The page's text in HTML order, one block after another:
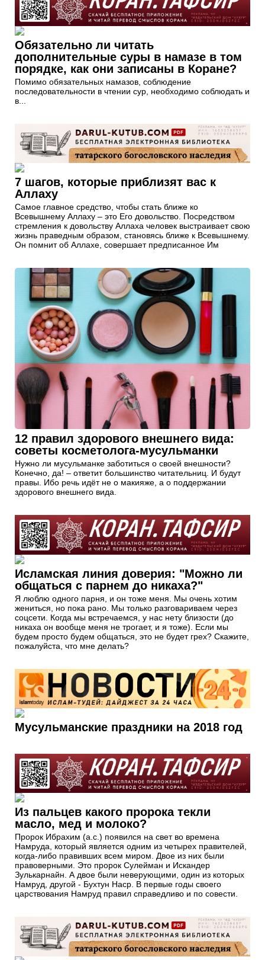
Обязательно ли читать
дополнительные суры в намазе в том
порядке, как они записаны в Коране?
Помимо обязательных намазов, соблюдение
последовательности в чтении сур, необходимо соблюдать и
в...
7 шагов, которые приблизят вас к
Аллаху
Самое главное средство, чтобы стать ближе ко
Всевышнему Аллаху – это Его довольство. Посредством
стремления к довольству Аллаха человек выстраивает свою
жизнь праведным образом, становясь ближе к Всевышнему.
Он помнит об Аллахе, совершает предписанное Им
12 правил здорового внешнего вида:
советы косметолога-мусульманки
Нужно ли мусульманке заботиться о своей внешности?
Конечно, да! – ответит большинство читательниц. И будут
правы. Ибо речь идёт не о макияже, а о поддержании
здорового внешнего вида.
Исламская линия доверия: "Можно ли
общаться с парнем до никаха?"
Я люблю одного парня, и он тоже меня. Мы очень хотим
жениться, но пока рано. Мы только разговариваем через
соцсети. Когда мы встречаемся, у нас нету близости (до
никаха он вообще меня не трогает, и я тоже). Если мы
будем просто будем общаться, это не будет грех? Скажите,
пожалуйста, что мне делать?
Мусульманские праздники на 2018 год
Из пальцев какого пророка текли
масло, мед и молоко?
Пророк Ибрахим (а.с.) появился на свет во времена
Намруда, который является одним из четырех правителей,
когда-либо правивших всем миром. Двое из них были
правоверными. Это пророк Сулейман и Искандер
Зулькарнайн. А двое были неверующими, один из которых
Намруд, другой - Бухтун Наср. В первые годы своего
царствования Намруд правил справедливо и по совести.